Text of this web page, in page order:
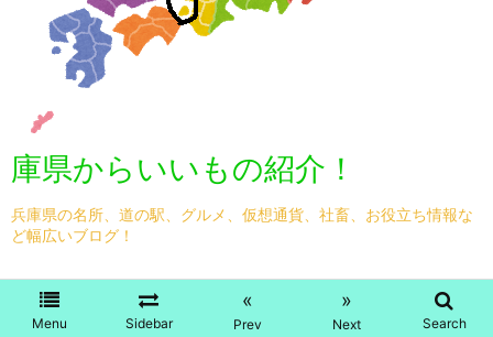
庫県からいいもの紹介！
兵庫県の名所、道の駅、グルメ、仮想通貨、社畜、お役立ち情報な
ど幅広いブログ！
Menu Sidebar
«
Prev
»
Next Search